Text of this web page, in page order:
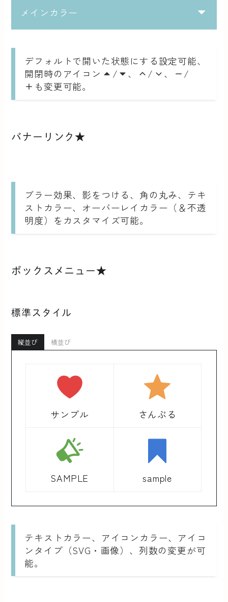
メインカラー
デフォルトで開いた状態にする設定可能、
開閉時のアイコン
/、 / 、
/
も変更可能。
バナーリンク★
ブラー効果、影をつける、角の丸み、テキ
ストカラー、オーバーレイカラー（＆不透
明度）をカスタマイズ可能。
ボックスメニュー★
標準スタイル
縦並び 横並び
サンプル さんぷる
SAMPLE sample
テキストカラー、アイコンカラー、アイコ
ンタイプ（SVG・画像）、列数の変更が可
能。